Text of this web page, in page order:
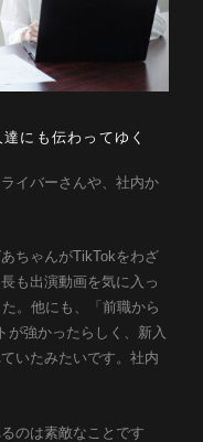
にも伝わってゆく
イバーさんや、社内か
ちゃんがTikTokをわざ
も出演動画を気に入っ
。他にも、「前職から
が強かったらしく、新入
いたみたいです。社内
のは素敵なことです